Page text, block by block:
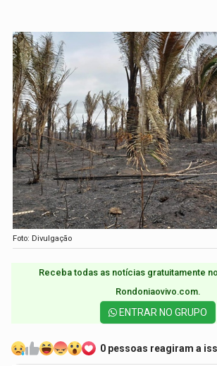
Foto: Divulgação
Receba todas as notícias gratuitamente
Rondoniaovivo.com.​
ENTRAR NO GRUPO
0 pessoas reagiram a